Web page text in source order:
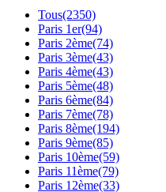
Tous(2350)
Paris 1er(94)
Paris 2ème(74)
Paris 3ème(43)
Paris 4ème(43)
Paris 5ème(48)
Paris 6ème(84)
Paris 7ème(78)
Paris 8ème(194)
Paris 9ème(85)
Paris 10ème(59)
Paris 11ème(79)
Paris 12ème(33)